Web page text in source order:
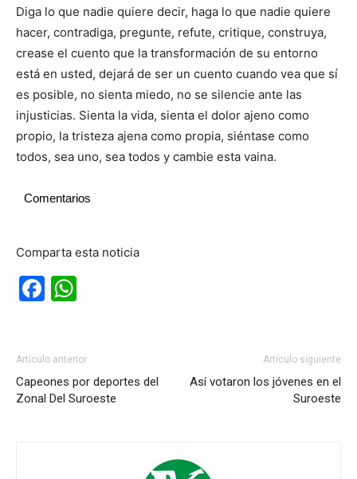
Diga lo que nadie quiere decir, haga lo que nadie quiere
hacer, contradiga, pregunte, refute, critique, construya,
crease el cuento que la transformación de su entorno
está en usted, dejará de ser un cuento cuando vea que sí
es posible, no sienta miedo, no se silencie ante las
injusticias. Sienta la vida, sienta el dolor ajeno como
propio, la tristeza ajena como propia, siéntase como
todos, sea uno, sea todos y cambie esta vaina.
Comentarios
Comparta esta noticia
Facebook
Artículo anterior
Capeones por deportes del
Zonal Del Suroeste
Artículo siguiente
Así votaron los jóvenes en el
Suroeste